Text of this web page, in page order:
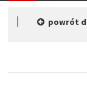
powrót